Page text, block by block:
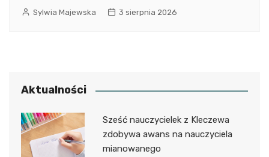
Sylwia Majewska 3 sierpnia 2026
Aktualności
Sześć nauczycielek z Kleczewa
zdobywa awans na nauczyciela
mianowanego